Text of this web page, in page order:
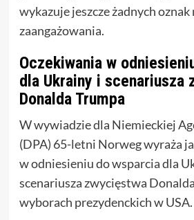
wykazuje jeszcze żadnych oznak
zaangażowania.
Oczekiwania w
dla Ukrainy i scenariusza
Donalda Trumpa
W wywiadzie dla Niemieckiej
(DPA) 65-letni Norweg wyraża
w odniesieniu do wsparcia dla
scenariusza zwycięstwa
wyborach prezydenckich w USA.